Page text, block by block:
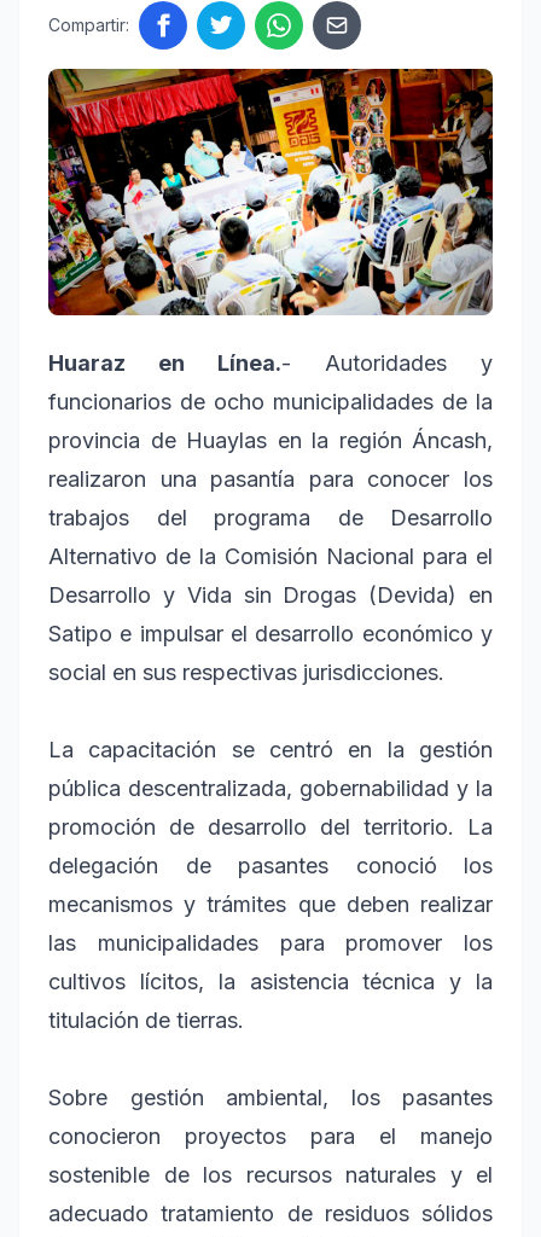
Compartir:
Huaraz en Línea.- Autoridades y
funcionarios de ocho municipalidades de la
provincia de Huaylas en la región Áncash,
realizaron una pasantía para conocer los
trabajos del programa de Desarrollo
Alternativo de la Comisión Nacional para el
Desarrollo y Vida sin Drogas (Devida) en
Satipo e impulsar el desarrollo económico y
social en sus respectivas jurisdicciones.
La capacitación se centró en la gestión
pública descentralizada, gobernabilidad y la
promoción de desarrollo del territorio. La
delegación de pasantes conoció los
mecanismos y trámites que deben realizar
las municipalidades para promover los
cultivos lícitos, la asistencia técnica y la
titulación de tierras.
Sobre gestión ambiental, los pasantes
conocieron proyectos para el manejo
sostenible de los recursos naturales y el
adecuado tratamiento de residuos sólidos